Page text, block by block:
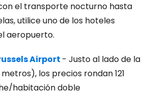
el transporte nocturno hasta
utilice uno de los hoteles
aeropuerto.
Airport - Justo al lado de la
los precios rondan121
habitación doble